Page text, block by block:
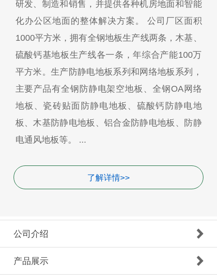
研发、制造和销售，并提供各种机房地面和智能
化办公区地面的整体解决方案。 公司厂区面积
1000平方米，拥有全钢地板生产线两条，木基、
硫酸钙基地板生产线各一条，年综合产能100万
平方米。生产防静电地板系列和网络地板系列，
主要产品有全钢防静电架空地板、全钢OA网络
地板、瓷砖贴面防静电地板、硫酸钙防静电地
板、木基防静电地板、铝合金防静电地板、防静
电通风地板等。 ...
了解详情>>
公司介绍
产品展示